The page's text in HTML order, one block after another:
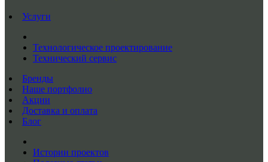
Услуги
Технологическое проектирование
Технический сервис
Бренды
Наше портфолио
Акции
Доставка и оплата
Блог
Истории проектов